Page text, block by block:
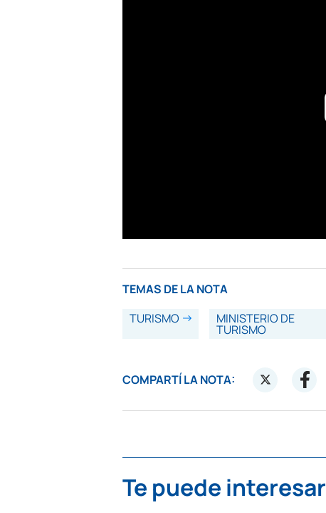
TEMAS DE LA NOTA
TURISMO
MINISTERIO DE
TURISMO
COMPARTÍ LA NOTA:
Te puede interesar